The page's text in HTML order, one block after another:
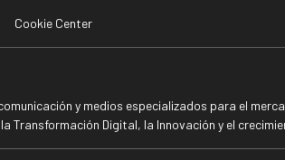
Cookie Center
y medios especializados para el
Digital, la Innovación y el